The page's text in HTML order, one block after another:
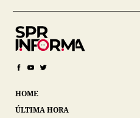
HOME
ÚLTIMA HORA